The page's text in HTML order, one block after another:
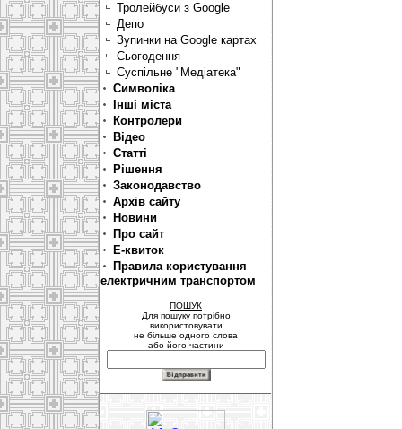
Тролейбуси з Google
Депо
Зупинки на Google картах
Сьогодення
Суспільне "Медіатека"
Символіка
Інші міста
Контролери
Відео
Статті
Рішення
Законодавство
Архів сайту
Новини
Про сайт
Е-квиток
Правила користування
електричним транспортом
ПОШУК
Для пошуку потрібно
використовувати
не більше одного слова
або його частини